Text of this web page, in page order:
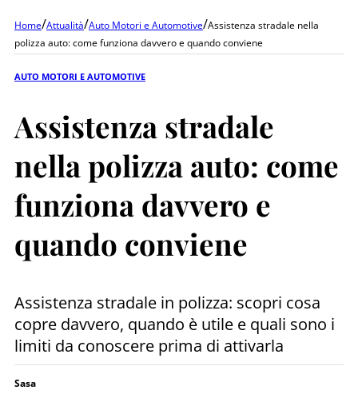
Home/Attualità/Auto Motori e Automotive/Assistenza stradale nella
polizza auto: come funziona davvero e quando conviene
AUTO MOTORI E AUTOMOTIVE
Assistenza stradale
nella polizza auto: come
funziona davvero e
quando conviene
Assistenza stradale in polizza: scopri cosa
copre davvero, quando è utile e quali sono i
limiti da conoscere prima di attivarla
Sasa